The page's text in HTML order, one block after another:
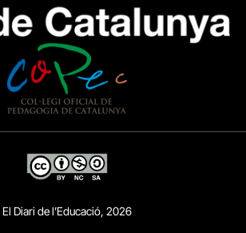
El Diari de l’Educació, 2026